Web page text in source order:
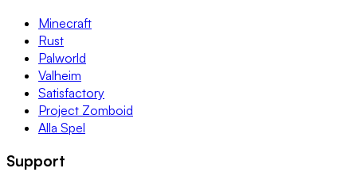
Minecraft
Rust
Palworld
Valheim
Satisfactory
Project Zomboid
Alla Spel
Support